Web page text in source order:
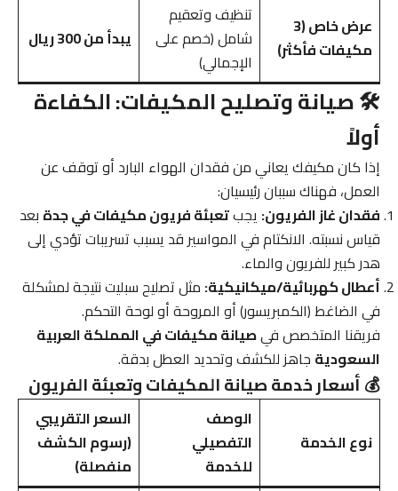
عرض خاص (3
مكيفات فأكثر)
تنظيف وتعقيم
شامل (خصم على
الإجمالي)
يبدأ من 300 ريال
🛠️ صيانة وتصليح المكيفات: الكفاءة
أولاً
إذا كان مكيفك يعاني من فقدان الهواء البارد أو توقف عن
العمل، فهناك سببان رئيسيان:
فقدان غاز الفريون: يجبتعبئة فريون مكيفات في جدة بعد
قياس نسبته. الانكتام في المواسير قد يسبب تسريبات تؤدي إلى
هدر كبير للفريون والماء.
أعطال كهربائية/ميكانيكية: مثل تصليح سبليت نتيجة لمشكلة
في الضاغط (الكمبريسور) أو المروحة أو لوحة التحكم.
فريقنا المتخصص فيصيانة مكيفات في المملكة العربية
السعودية جاهز للكشف وتحديد العطل بدقة.
💰 أسعار خدمة صيانة المكيفات وتعبئة الفريون
نوع الخدمة
الوصف
التفصيلي
للخدمة
السعر التقريبي
(رسوم الكشف
منفصلة)